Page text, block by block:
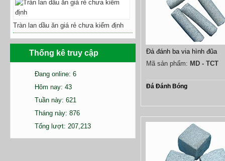
Đá đánh ba via hình đũa
Mã sản phẩm: MD - TCT
Đá Đánh Bóng
Tràn lan dầu ăn giá rẻ chưa kiểm định
Thống kê truy cập
Đang online: 6
Hôm nay: 43
Tuần này: 621
Tháng này: 876
Tổng lượt: 207,213